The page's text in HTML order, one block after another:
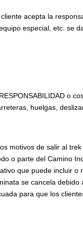
acepta la
especial, etc. se
o
huelgas,
motivos de salir al
o parte del Camino
que puede incluir o
se cancela debido
para que los